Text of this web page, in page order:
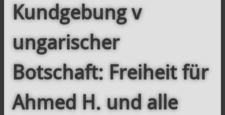
Kundgebung v
ungarischer
Botschaft: Freiheit für
Ahmed H. und alle